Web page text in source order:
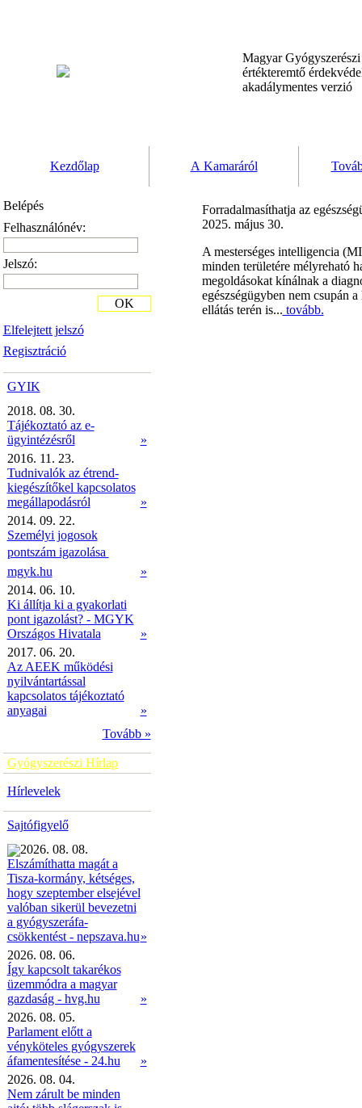
Magyar
értékteremtő
akadálymentes verzió
Kezdőlap A Kamaráról
Belépés
Felhasználónév:
Jelszó:
Elfelejtett jelszó
Regisztráció
OK
GYIK
2018. 08. 30.
Tájékoztató az e-
ügyintézésről
»
2016. 11. 23.
Tudnivalók az étrend-
kiegészítőkel kapcsolatos
megállapodásról
»
2014. 09. 22.
Személyi jogosok
pontszám igazolása 
mgyk.hu
»
2014. 06. 10.
Ki állítja ki a gyakorlati
pont igazolást? - MGYK
Országos Hivatala
»
2017. 06. 20.
Az AEEK működési
nyilvántartással
kapcsolatos tájékoztató
anyagai
»
Tovább »
Gyógyszerészi Hírlap
Hírlevelek
Sajtófigyelő
2026. 08. 08.
Elszámíthatta magát a
Tisza-kormány, kétséges,
hogy szeptember elsejével
valóban sikerül bevezetni
a gyógyszeráfa-
csökkentést - nepszava.hu»
2026. 08. 06.
Így kapcsolt takarékos
üzemmódra a magyar
gazdaság - hvg.hu
»
2026. 08. 05.
Parlament előtt a
vényköteles gyógyszerek
áfamentesítése - 24.hu
»
2026. 08. 04.
Nem zárult be minden
Forradalmasíthatja az
2025. május 30.
A mesterséges intelligencia
minden területére mélyreható
megoldásokat kínálnak a
egészségügyben nem csupán
ellátás terén is... tovább.